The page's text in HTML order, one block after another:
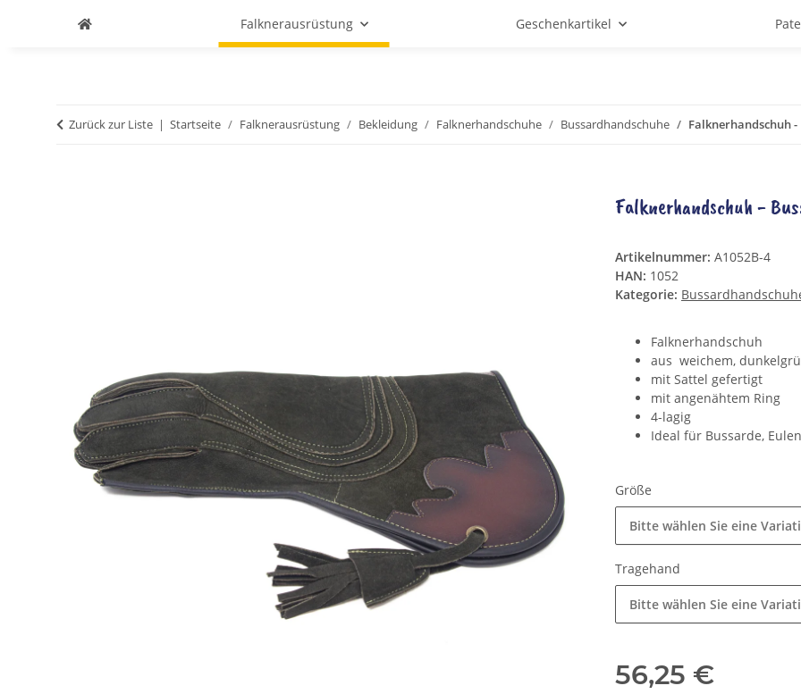
Falknerausrüstung Geschenkartikel
Zurück zur Liste Startseite Falknerausrüstung Bekleidung Falknerhandschuhe Bussardhandschuhe Falknerhandschuh
Falknerhandschuh -
Artikelnummer: A1052B-4
HAN: 1052
Kategorie:
Falknerhandschuh
aus weichem,
mit Sattel gefertigt
mit angenähtem Ring
4-lagig
Ideal für Bussarde,
Größe
Bitte wählen Sie eine
Tragehand
Bitte wählen Sie eine
56,25 €